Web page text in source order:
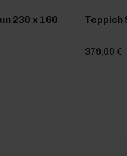
230 x 160
Teppich
379,00 €